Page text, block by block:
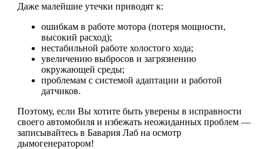
Даже малейшие утечки приводят к:
ошибкам в работе мотора (потеря мощности,
высокий расход);
нестабильной работе холостого хода;
увеличению выбросов и загрязнению
окружающей среды;
проблемам с системой адаптации и работой
датчиков.
Поэтому, если Вы хотите быть уверены в исправности
своего автомобиля и избежать неожиданных проблем —
записывайтесь в Бавария Лаб на осмотр
дымогенератором!